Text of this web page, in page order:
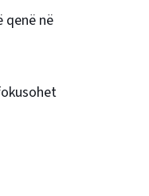
qenë në